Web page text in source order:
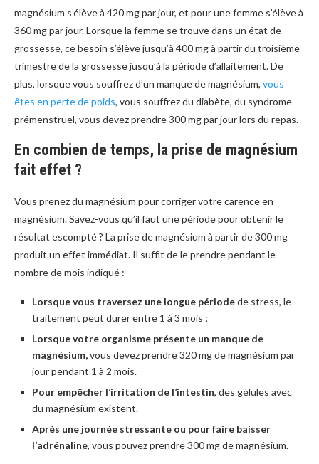
magnésium s’élève à 420 mg par jour, et pour une femme s’élève à
360 mg par jour. Lorsque la femme se trouve dans un état de
grossesse, ce besoin s’élève jusqu’à 400 mg à partir du troisième
trimestre de la grossesse jusqu’à la période d’allaitement. De
plus, lorsque vous souffrez d’un manque de magnésium, vous
êtes en perte de poids, vous souffrez du diabète, du syndrome
prémenstruel, vous devez prendre 300 mg par jour lors du repas.
En combien de temps, la prise de magnésium
fait effet ?
Vous prenez du magnésium pour corriger votre carence en
magnésium. Savez-vous qu’il faut une période pour obtenir le
résultat escompté ? La prise de magnésium à partir de 300 mg
produit un effet immédiat. Il suffit de le prendre pendant le
nombre de mois indiqué :
Lorsque vous traversez une longue périodede stress, le
traitement peut durer entre 1 à 3 mois ;
Lorsque votre organisme présente un manque de
magnésium,vous devez prendre 320 mg de magnésium par
jour pendant 1 à 2 mois.
Pour empêcher l’irritation de l’intestin, des gélules avec
du magnésium existent.
Après une journée stressante ou pour faire baisser
l’adrénaline, vous pouvez prendre 300 mg de magnésium.